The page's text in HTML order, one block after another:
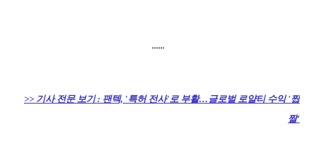
......
>> 기사 전문 보기 : 팬텍, '특허 전사'로 부활…글로벌 로얄티 수익 '짭
짤'